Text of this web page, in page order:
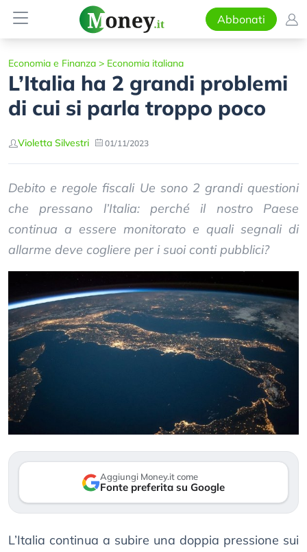
Abbonati
Economia e Finanza > Economia italiana
L’Italia ha 2 grandi problemi
di cui si parla troppo poco
Violetta Silvestri 01/11/2023
Debito e regole fiscali Ue sono 2 grandi questioni
che pressano l’Italia: perché il nostro Paese
continua a essere monitorato e quali segnali di
allarme deve cogliere per i suoi conti pubblici?
Aggiungi Money.it come
Fonte preferita su Google
L’Italia continua a subire una doppia pressione sui